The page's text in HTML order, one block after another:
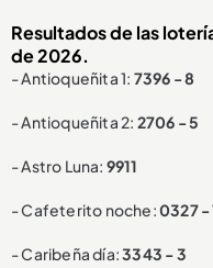
Resultados de las
de 2026.
- Antioqueñita 1: 7396 - 8
- Antioqueñita 2: 2706 - 5
- Astro Luna: 9911
- Cafeterito noche:0327 -
- Caribeña día:3343 - 3